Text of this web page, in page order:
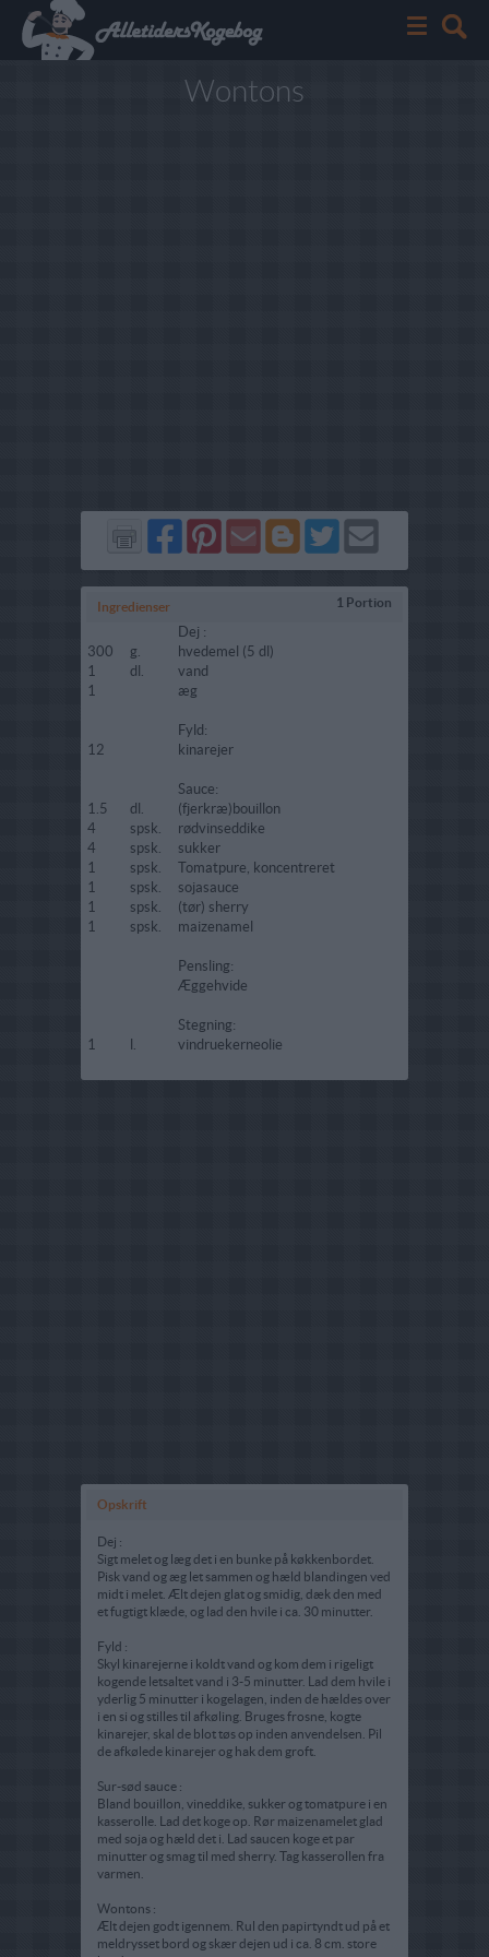
Wontons
Del
på
Facebook
Del
på
Pinterest
Send
via
GMail
Del
på
Blogger
Del
på
Twitter
Send
Ingredienser 1 Portion
Dej :
300
g.
hvedemel (5 dl)
1
dl.
vand
1
æg
Fyld:
12
kinarejer
Sauce:
1.5
dl.
(fjerkræ)bouillon
4
spsk.
rødvinseddike
4
spsk.
sukker
1
spsk.
Tomatpure, koncentreret
1
spsk.
sojasauce
1
spsk.
(tør) sherry
1
spsk. maizenamel
Pensling:
Æggehvide
Stegning:
1
l. vindruekerneolie
Opskrift
Dej :
Sigt melet og læg det i en bunke på køkkenbordet.
Pisk vand og æg let sammen og hæld blandingen ved
midt i melet. Ælt dejen glat og smidig, dæk den med
et fugtigt klæde, og lad den hvile i ca. 30 minutter.
Fyld :
Skyl kinarejerne i koldt vand og kom dem i rigeligt
kogende letsaltet vand i 3-5 minutter. Lad dem hvile i
yderlig 5 minutter i kogelagen, inden de hældes over
i en si og stilles til afkøling. Bruges frosne, kogte
kinarejer, skal de blot tøs op inden anvendelsen. Pil
de afkølede kinarejer og hak dem groft.
Sur-sød sauce :
Bland bouillon, vineddike, sukker og tomatpure i en
kasserolle. Lad det koge op. Rør maizenamelet glad
med soja og hæld det i. Lad saucen koge et par
minutter og smag til med sherry. Tag kasserollen fra
varmen.
Wontons :
Ælt dejen godt igennem. Rul den papirtyndt ud på et
meldrysset bord og skær dejen ud i ca. 8 cm. store